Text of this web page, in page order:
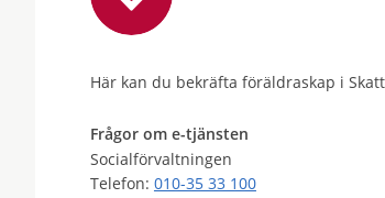
Här kan du bekräfta föräldraskap i
Frågor om e-tjänsten
Socialförvaltningen
Telefon: 010-35 33 100